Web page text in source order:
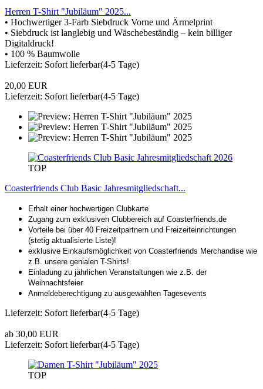
Herren T-Shirt "Jubiläum" 2025...
• Hochwertiger 3-Farb Siebdruck Vorne und Ärmelprint
• Siebdruck ist langlebig und Wäschebeständig – kein billiger
Digitaldruck!
• 100 % Baumwolle
Lieferzeit: Sofort lieferbar(4-5 Tage)
20,00 EUR
Lieferzeit: Sofort lieferbar(4-5 Tage)
TOP
Coasterfriends Club Basic Jahresmitgliedschaft...
Erhalt einer hochwertigen Clubkarte
Zugang zum exklusiven Clubbereich auf Coasterfriends.de
Vorteile bei über 40 Freizeitpartnern und Freizeiteinrichtungen
(stetig aktualisierte Liste)!
exklusive Einkaufsmöglichkeit von Coasterfriends Merchandise wie
z.B. unsere genialen T-Shirts!
Einladung zu jährlichen Veranstaltungen wie z.B. der
Weihnachtsfeier
Anmeldeberechtigung zu ausgewählten Tagesevents
Lieferzeit: Sofort lieferbar(4-5 Tage)
ab 30,00 EUR
Lieferzeit: Sofort lieferbar(4-5 Tage)
TOP